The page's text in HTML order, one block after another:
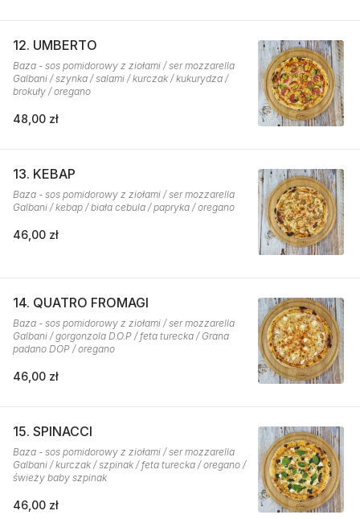
12. UMBERTO
Baza - sos pomidorowy z ziołami / ser mozzarella
Galbani / szynka / salami / kurczak / kukurydza /
brokuły / oregano
48,00 zł
13. KEBAP
Baza - sos pomidorowy z ziołami / ser mozzarella
Galbani / kebap / biała cebula / papryka / oregano
46,00 zł
14. QUATRO FROMAGI
Baza - sos pomidorowy z ziołami / ser mozzarella
Galbani / gorgonzola D.O.P / feta turecka / Grana
padano DOP / oregano
46,00 zł
15. SPINACCI
Baza - sos pomidorowy z ziołami / ser mozzarella
Galbani / kurczak / szpinak / feta turecka / oregano /
świeży baby szpinak
46,00 zł